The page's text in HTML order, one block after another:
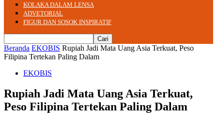
KOLAKA DALAM LENSA
ADVETORIAL
FIGUR DAN SOSOK INSPIRATIF
Beranda EKOBIS Rupiah Jadi Mata Uang Asia Terkuat, Peso
Filipina Tertekan Paling Dalam
EKOBIS
Rupiah Jadi Mata Uang Asia Terkuat,
Peso Filipina Tertekan Paling Dalam